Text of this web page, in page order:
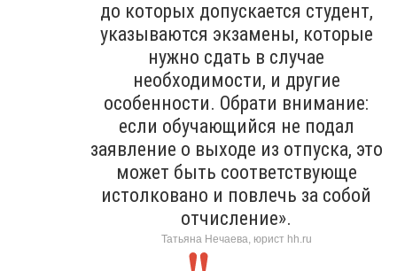
до которых допускается студент,
указываются экзамены, которые
нужно сдать в случае
необходимости, и другие
особенности. Обрати внимание:
если обучающийся не подал
заявление о выходе из отпуска, это
может быть соответствующе
истолковано и повлечь за собой
отчисление».
Татьяна Нечаева, юрист hh.ru